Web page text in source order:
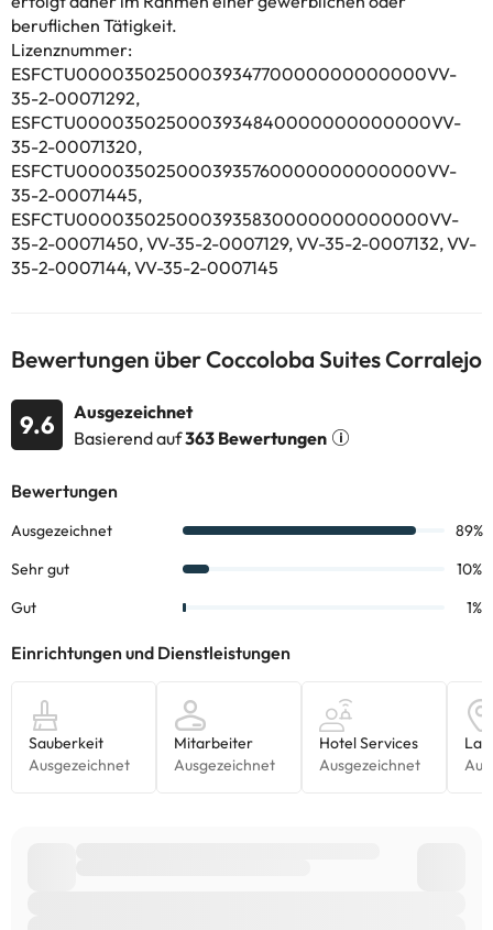
nächstgelegene Flughafen ist der Flughafen Fuerteventura, 36
km von der Unterkunft Coccoloba Suites Corralejo entfernt.
In dieser Unterkunft sind weder
Junggesellen-/Junggesellinnenabschiede noch ähnliche Feiern
erlaubt.
Einige der aufgeführten Leistungen können kostenpflichtig sein.
Die entsprechenden Preise könnt ihr direkt bei der Unterkunft
erfragen. Alle Informationen auf dieser Seite können von der
Unterkunft geändert werden. Wenn ihr Fragen habt, kontaktiert
uns.
beruflichen Tätigkeit.
Lizenznummer:
ESFCTU0000350250003934770000000000000VV-
35-2-00071292,
ESFCTU0000350250003934840000000000000VV-
35-2-00071320,
ESFCTU0000350250003935760000000000000VV-
35-2-00071445,
ESFCTU0000350250003935830000000000000VV-
35-2-00071450, VV-35-2-0007129, VV-35-2-0007132, VV-
35-2-0007144, VV-35-2-0007145
Bewertungen über Coccoloba Suites Corralejo
9.6
Ausgezeichnet
Basierend auf363 Bewertungen